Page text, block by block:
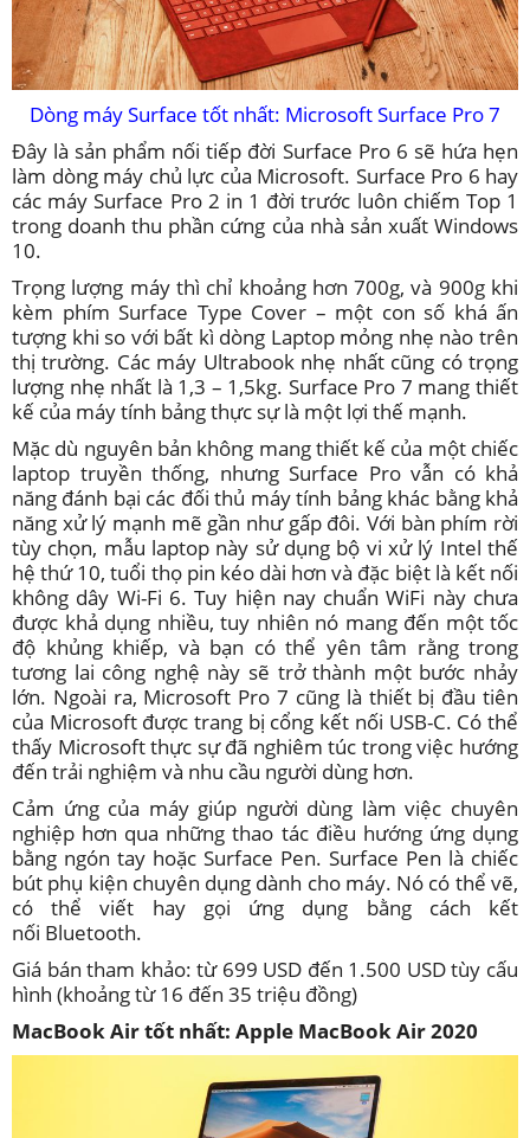
Dòng máy Surface tốt nhất: Microsoft Surface Pro 7
Đây là sản phẩm nối tiếp đời Surface Pro 6 sẽ hứa hẹn
làm dòng máy chủ lực của Microsoft. Surface Pro 6 hay
các máy Surface Pro 2 in 1 đời trước luôn chiếm Top 1
trong doanh thu phần cứng của nhà sản xuất Windows
10.
Trọng lượng máy thì chỉ khoảng hơn 700g, và 900g khi
kèm phím Surface Type Cover – một con số khá ấn
tượng khi so với bất kì dòng Laptop mỏng nhẹ nào trên
thị trường. Các máy Ultrabook nhẹ nhất cũng có trọng
lượng nhẹ nhất là 1,3 – 1,5kg. Surface Pro 7 mang thiết
kế của máy tính bảng thực sự là một lợi thế mạnh.
Mặc dù nguyên bản không mang thiết kế của một chiếc
laptop truyền thống, nhưng Surface Pro vẫn có khả
năng đánh bại các đối thủ máy tính bảng khác bằng khả
năng xử lý mạnh mẽ gần như gấp đôi. Với bàn phím rời
tùy chọn, mẫu laptop này sử dụng bộ vi xử lý Intel thế
hệ thứ 10, tuổi thọ pin kéo dài hơn và đặc biệt là kết nối
không dây Wi-Fi 6. Tuy hiện nay chuẩn WiFi này chưa
được khả dụng nhiều, tuy nhiên nó mang đến một tốc
độ khủng khiếp, và bạn có thể yên tâm rằng trong
tương lai công nghệ này sẽ trở thành một bước nhảy
lớn. Ngoài ra, Microsoft Pro 7 cũng là thiết bị đầu tiên
của Microsoft được trang bị cổng kết nối USB-C. Có thể
thấy Microsoft thực sự đã nghiêm túc trong việc hướng
đến trải nghiệm và nhu cầu người dùng hơn.
Cảm ứng của máy giúp người dùng làm việc chuyên
nghiệp hơn qua những thao tác điều hướng ứng dụng
bằng ngón tay hoặc Surface Pen. Surface Pen là chiếc
bút phụ kiện chuyên dụng dành cho máy. Nó có thể vẽ,
có thể viết hay gọi ứng dụng bằng cách kết
nối Bluetooth.
Giá bán tham khảo: từ 699 USD đến 1.500 USD tùy cấu
hình (khoảng từ 16 đến 35 triệu đồng)
MacBook Air tốt nhất: Apple MacBook Air 2020